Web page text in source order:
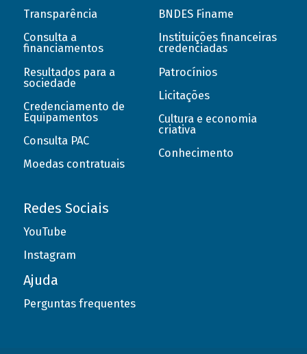
Transparência
Consulta a
financiamentos
Resultados para a
sociedade
Credenciamento de
Equipamentos
Consulta PAC
Moedas contratuais
BNDES Finame
Instituições financeiras
credenciadas
Patrocínios
Licitações
Cultura e economia
criativa
Conhecimento
Redes Sociais
YouTube
Instagram
Ajuda
Perguntas frequentes